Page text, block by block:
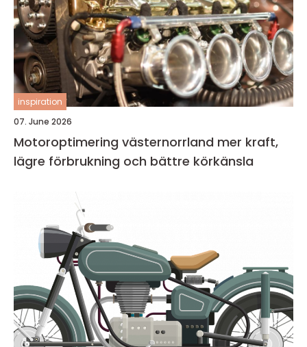
inspiration
07. June 2026
Motoroptimering västernorrland mer kraft,
lägre förbrukning och bättre körkänsla